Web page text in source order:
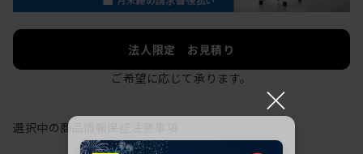
法人限定 お見積り
ご希望に応じて承ります。
選択中の商品情報
×